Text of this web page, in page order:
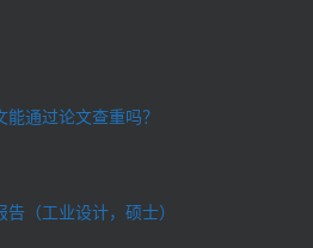
通过论文查重吗？
（工业设计，硕士）